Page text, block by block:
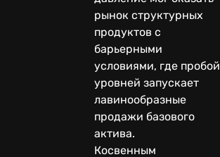
рынок структурных
продуктов с
барьерными
условиями, где пробой
уровней запускает
лавинообразные
продажи базового
актива.
Косвенным